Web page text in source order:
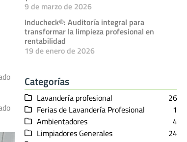
9 de marzo de 2026
Inducheck®: Auditoría integral para
transformar la limpieza profesional en
rentabilidad
19 de enero de 2026
Categorías
Lavandería profesional
26
Ferias de Lavandería Profesional
1
Ambientadores
4
Limpiadores Generales
24